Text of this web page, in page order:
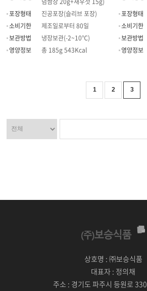
포장형태
진공포장(슬리브 포장)
소비기한
제조일로부터 80일
보관방법
냉장보관(-2~10℃)
영양정보
총 185g 543Kcal
포장형태
소비기한
보관방법
영양정보
1 2 3
상호명 : ㈜보승식품
대표자 : 정의채
주소 : 경기도 파주시 등원로